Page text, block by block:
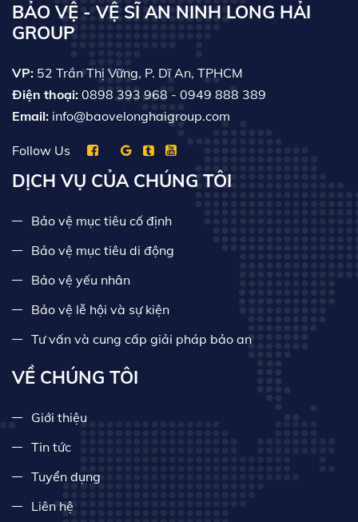
BẢO VỆ - VỆ SĨ AN NINH LONG HẢI
GROUP
VP: 52 Trần Thị Vững, P. Dĩ An, TPHCM
Điện thoại: 0898 393 968 - 0949 888 389
Email: info@baovelonghaigroup.com
Follow Us
DỊCH VỤ CỦA CHÚNG TÔI
Bảo vệ mục tiêu cố định
Bảo vệ mục tiêu di động
Bảo vệ yếu nhân
Bảo vệ lễ hội và sự kiện
Tư vấn và cung cấp giải pháp bảo an
VỀ CHÚNG TÔI
Giới thiệu
Tin tức
Tuyển dụng
Liên hệ